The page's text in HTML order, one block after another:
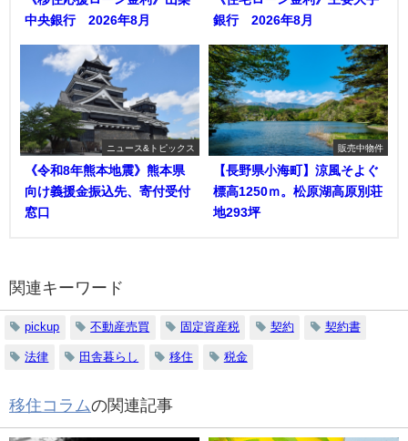
中央銀行 2026年8月
銀行 2026年8月
ニュース&トピックス
《令和8年熊本地震》熊本県
向け義援金振込先、寄付受付
窓口
販売中物件
【長野県小海町】涼風そよぐ
標高1250ｍ。松原湖高原別荘
地293坪
関連キーワード
pickup 不動産売買 固定資産税 契約 契約書
法律 田舎暮らし 移住 税金
移住コラムの関連記事